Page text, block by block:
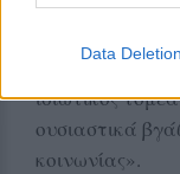
Data Deletion
κυβέρνησης
ιδιωτικός
ουσιαστικά
κοινωνίας».